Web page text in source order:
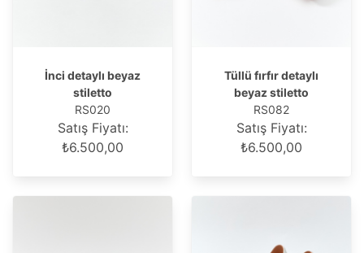
İnci detaylı beyaz
stiletto
RS020
Satış Fiyatı:
₺6.500,00
Tüllü fırfır detaylı
beyaz stiletto
RS082
Satış Fiyatı:
₺6.500,00